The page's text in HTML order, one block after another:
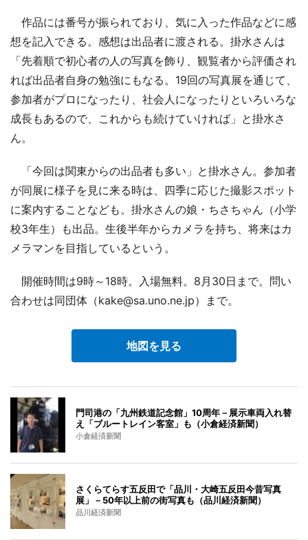
作品には番号が振られており、気に入った作品などに感
想を記入できる。感想は出品者に渡される。掛水さんは
「先着順で初心者の人の写真を飾り、観覧者から評価され
れば出品者自身の勉強にもなる。19回の写真展を通じて、
参加者がプロになったり、社会人になったりといろいろな
成長もあるので、これからも続けていければ」と掛水さ
ん。
「今回は関東からの出品者も多い」と掛水さん。参加者
が同展に様子を見に来る時は、四季に応じた撮影スポット
に案内することなども。掛水さんの娘・ちさちゃん（小学
校3年生）も出品。生後半年からカメラを持ち、将来はカ
メラマンを目指しているという。
開催時間は9時～18時。入場無料。8月30日まで。問い
合わせは同団体（kake@sa.uno.ne.jp）まで。
地図を見る
門司港の「九州鉄道記念館」10周年－展示車両入れ替
え「ブルートレイン客室」も（小倉経済新聞）
小倉経済新聞
さくらてらす五反田で「品川・大崎五反田今昔写真
展」－50年以上前の街写真も（品川経済新聞）
品川経済新聞